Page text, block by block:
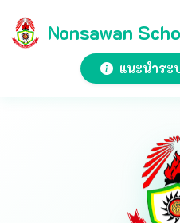
Nonsawan
แนะนำระ